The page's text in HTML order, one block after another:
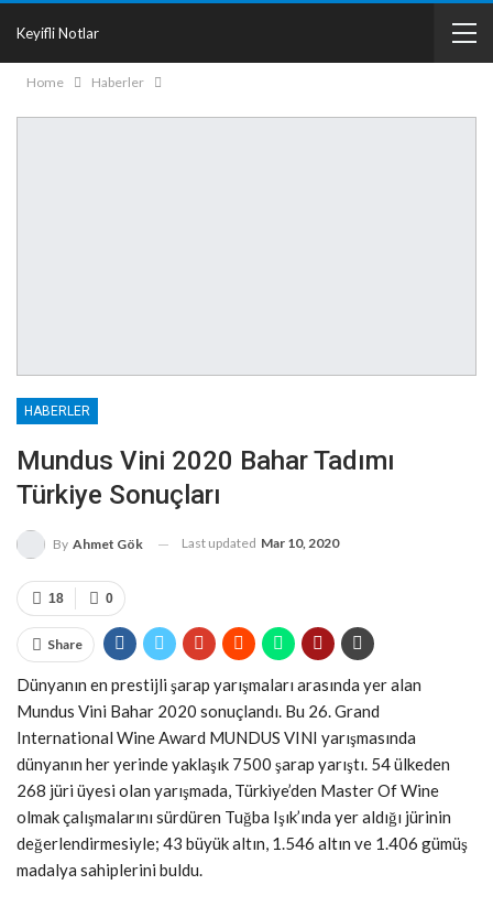
Keyifli Notlar
Home Haberler
HABERLER
Mundus Vini 2020 Bahar Tadımı
Türkiye Sonuçları
By Ahmet Gök Last updated Mar 10, 2020
0
18
Share
Dünyanın en prestijli şarap yarışmaları arasında yer alan
Mundus Vini Bahar 2020 sonuçlandı. Bu 26. Grand
International Wine Award MUNDUS VINI yarışmasında
dünyanın her yerinde yaklaşık 7500 şarap yarıştı. 54 ülkeden
268 jüri üyesi olan yarışmada, Türkiye’den Master Of Wine
olmak çalışmalarını sürdüren Tuğba Işık’ında yer aldığı jürinin
değerlendirmesiyle; 43 büyük altın, 1.546 altın ve 1.406 gümüş
madalya sahiplerini buldu.